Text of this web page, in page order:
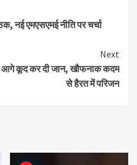
नई एमएसएमई नीति पर चर्चा
Next
आगे कूद कर दी जान, खौफनाक कदम
से हैरत में परिजन